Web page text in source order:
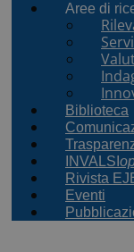
Aree di
Biblioteca
INVALSI
Rivista
Eventi